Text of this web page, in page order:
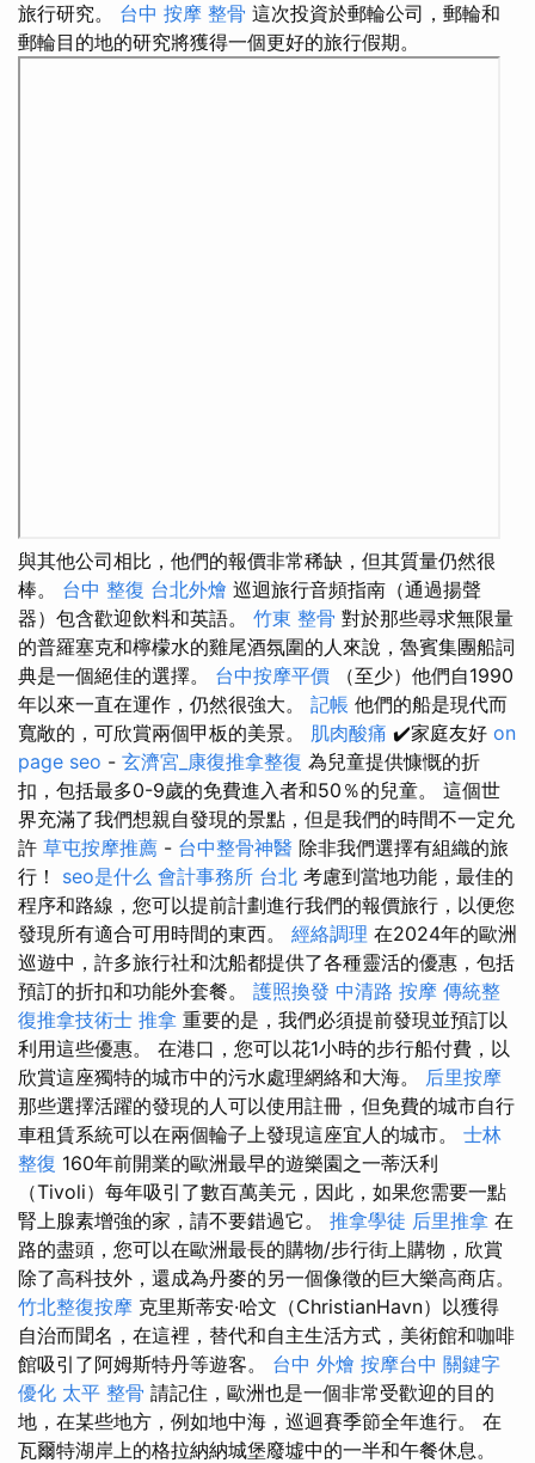
旅行研究。 台中 按摩 整骨 這次投資於郵輪公司，郵輪和
郵輪目的地的研究將獲得一個更好的旅行假期。
與其他公司相比，他們的報價非常稀缺，但其質量仍然很
棒。 台中 整復 台北外燴 巡迴旅行音頻指南（通過揚聲
器）包含歡迎飲料和英語。 竹東 整骨 對於那些尋求無限量
的普羅塞克和檸檬水的雞尾酒氛圍的人來說，魯賓集團船詞
典是一個絕佳的選擇。 台中按摩平價 （至少）他們自1990
年以來一直在運作，仍然很強大。 記帳 他們的船是現代而
寬敞的，可欣賞兩個甲板的美景。 肌肉酸痛 ✔️家庭友好 on
page seo - 玄濟宮_康復推拿整復 為兒童提供慷慨的折
扣，包括最多0-9歲的免費進入者和50％的兒童。 這個世
界充滿了我們想親自發現的景點，但是我們的時間不一定允
許 草屯按摩推薦 - 台中整骨神醫 除非我們選擇有組織的旅
行！ seo是什么 會計事務所 台北 考慮到當地功能，最佳的
程序和路線，您可以提前計劃進行我們的報價旅行，以便您
發現所有適合可用時間的東西。 經絡調理 在2024年的歐洲
巡遊中，許多旅行社和沈船都提供了各種靈活的優惠，包括
預訂的折扣和功能外套餐。 護照換發 中清路 按摩 傳統整
復推拿技術士 推拿 重要的是，我們必須提前發現並預訂以
利用這些優惠。 在港口，您可以花1小時的步行船付費，以
欣賞這座獨特的城市中的污水處理網絡和大海。 后里按摩
那些選擇活躍的發現的人可以使用註冊，但免費的城市自行
車租賃系統可以在兩個輪子上發現這座宜人的城市。 士林
整復 160年前開業的歐洲最早的遊樂園之一蒂沃利
（Tivoli）每年吸引了數百萬美元，因此，如果您需要一點
腎上腺素增強的家，請不要錯過它。 推拿學徒 后里推拿 在
路的盡頭，您可以在歐洲最長的購物/步行街上購物，欣賞
除了高科技外，還成為丹麥的另一個像徵的巨大樂高商店。
竹北整復按摩 克里斯蒂安·哈文（ChristianHavn）以獲得
自治而聞名，在這裡，替代和自主生活方式，美術館和咖啡
館吸引了阿姆斯特丹等遊客。 台中 外燴 按摩台中 關鍵字
優化 太平 整骨 請記住，歐洲也是一個非常受歡迎的目的
地，在某些地方，例如地中海，巡迴賽季節全年進行。 在
瓦爾特湖岸上的格拉納納城堡廢墟中的一半和午餐休息。